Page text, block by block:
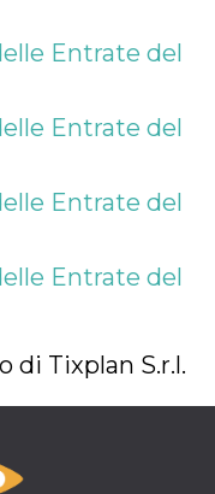
Entrate del
Entrate del
Entrate del
Entrate del
di Tixplan S.r.l.